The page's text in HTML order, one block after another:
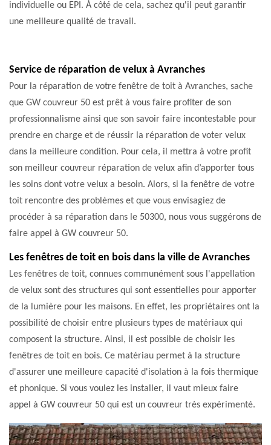
individuelle ou EPI. À côté de cela, sachez qu'il peut garantir
une meilleure qualité de travail.
Service de réparation de velux à Avranches
Pour la réparation de votre fenêtre de toit à Avranches, sache
que GW couvreur 50 est prêt à vous faire profiter de son
professionnalisme ainsi que son savoir faire incontestable pour
prendre en charge et de réussir la réparation de voter velux
dans la meilleure condition. Pour cela, il mettra à votre profit
son meilleur couvreur réparation de velux afin d’apporter tous
les soins dont votre velux a besoin. Alors, si la fenêtre de votre
toit rencontre des problèmes et que vous envisagiez de
procéder à sa réparation dans le 50300, nous vous suggérons de
faire appel à GW couvreur 50.
Les fenêtres de toit en bois dans la ville de Avranches
Les fenêtres de toit, connues communément sous l'appellation
de velux sont des structures qui sont essentielles pour apporter
de la lumière pour les maisons. En effet, les propriétaires ont la
possibilité de choisir entre plusieurs types de matériaux qui
composent la structure. Ainsi, il est possible de choisir les
fenêtres de toit en bois. Ce matériau permet à la structure
d'assurer une meilleure capacité d'isolation à la fois thermique
et phonique. Si vous voulez les installer, il vaut mieux faire
appel à GW couvreur 50 qui est un couvreur très expérimenté.